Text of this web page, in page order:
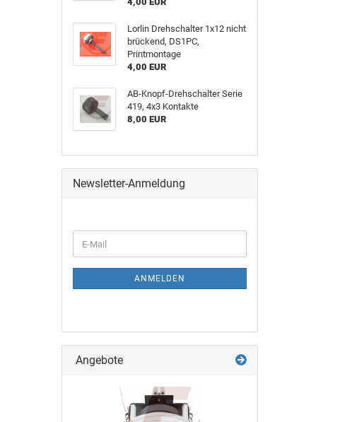
Lorlin Drehschalter 1x12 nicht
brückend, DS1PC,
Printmontage
4,00 EUR
AB-Knopf-Drehschalter Serie
419, 4x3 Kontakte
8,00 EUR
Newsletter-Anmeldung
ANMELDEN
Angebote